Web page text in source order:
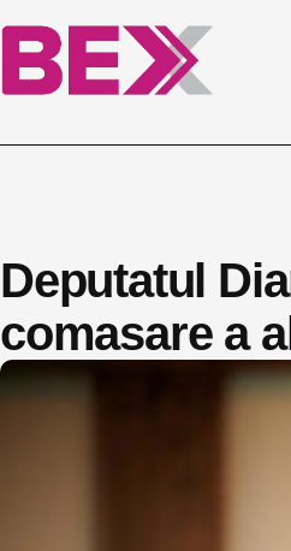
Deputatul
comasare a